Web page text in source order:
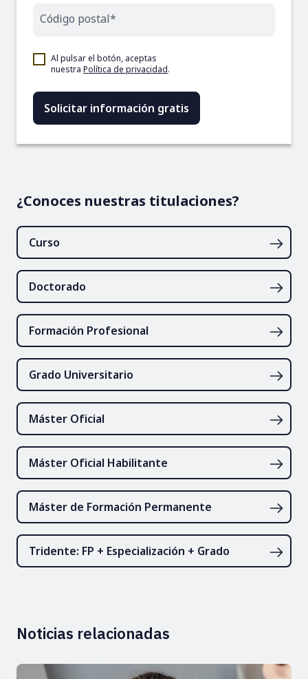
Código postal*
Al pulsar el botón, aceptas
nuestra Política de privacidad.
¿Conoces nuestras titulaciones?
Curso
Doctorado
Formación Profesional
Grado Universitario
Máster Oficial
Máster Oficial Habilitante
Máster de Formación Permanente
Tridente: FP + Especialización + Grado
Noticias relacionadas